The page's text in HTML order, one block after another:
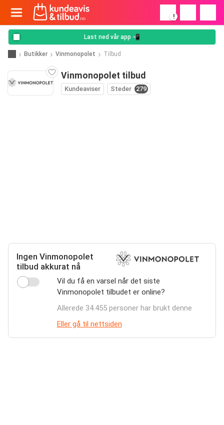
!
Last ned vår app 📲
Butikker Vinmonopolet Tilbud
Vinmonopolet tilbud
Kundeaviser Steder 279
Ingen Vinmonopolet
tilbud akkurat nå
Vil du få en varsel når det siste
Vinmonopolet tilbudet er online?
Allerede 34.455 personer har brukt denne
Eller gå til nettsiden